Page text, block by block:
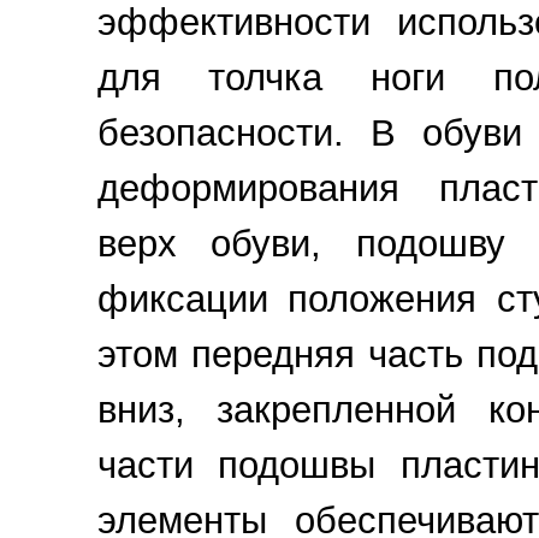
эффективности
для толчка ноги
безопасности. В
деформирования
верх обуви,
фиксации положения
этом передняя часть
вниз, закрепленной
части подошвы
элементы